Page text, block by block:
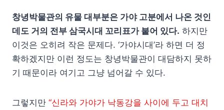
창녕박물관의 유물 대부분은 가야 고분에서 나온 것인
데도 거의 전부 삼국시대 꼬리표가 붙어 있다. 하지만
이것은 오히려 작은 문제다. ‘가야시대’라 하면 더 정
확하겠지만 이런 정도는 창녕박물관이 대담하지 못하
기 때문이라 여기고 그냥 넘어갈 수 있다.
그렇지만 “신라와 가야가 낙동강을 사이에 두고 대치